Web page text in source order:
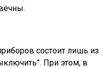
состоит лишь из
При этом, в